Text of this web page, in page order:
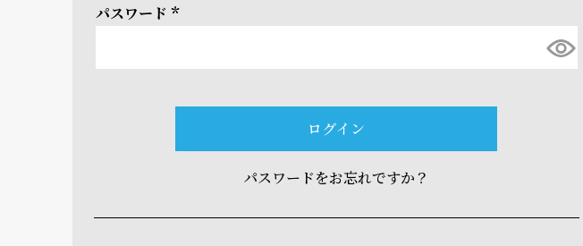
パスワード
(必
ログイン
パスワードをお忘れですか？